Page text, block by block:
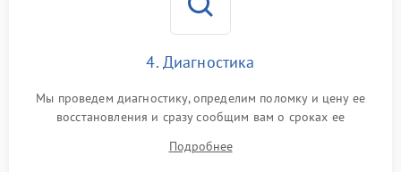
4. Диагностика
Мы проведем диагностику, определим поломку и цену ее
восстановления и сразу сообщим вам о сроках ее
Подробнее